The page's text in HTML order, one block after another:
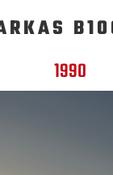
1990